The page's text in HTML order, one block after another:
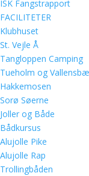
ISK Fangstrapport
FACILITETER
Klubhuset
St. Vejle Å
Tangloppen Camping
Tueholm og
Hakkemosen
Sorø Søerne
Joller og Både
Bådkursus
Alujolle Pike
Alujolle Rap
Trollingbåden